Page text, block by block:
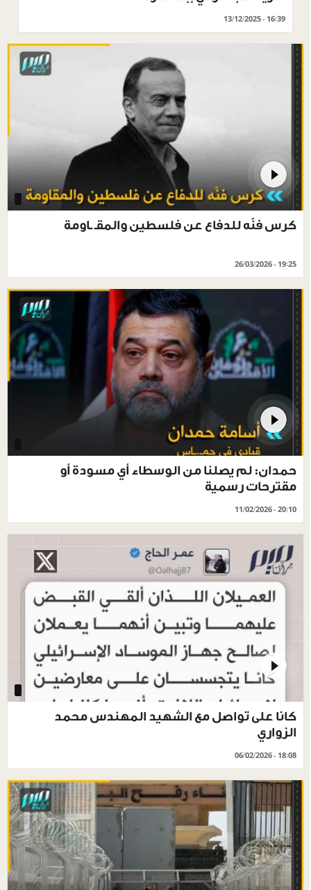
13/12/2025 - 16:39
كرس فنّه للدفاع عن فلسطين والمقـ ـاومة
26/03/2026 - 19:25
حمدان: لم يصلنا من الوسطاء أي مسودة أو
مقترحات رسمية
11/02/2026 - 20:10
كانا على تواصل مع الشهيد المهندس محمد
الزواري
06/02/2026 - 18:08